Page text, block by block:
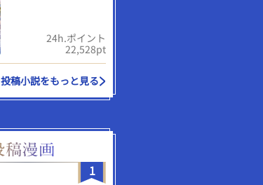
24h.ポイント
22,528pt
投稿小説をもっと見る
1